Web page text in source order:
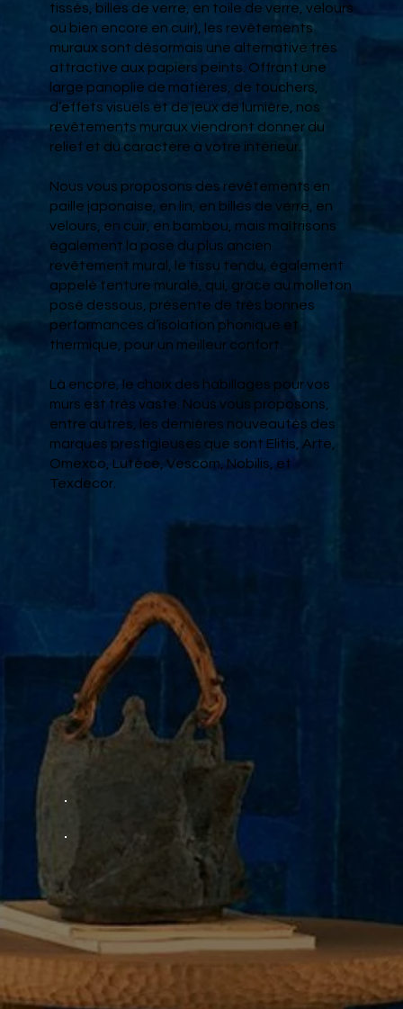
tissés, billes de verre, en toile de verre, velours
ou bien encore en cuir), les revêtements
muraux sont désormais une alternative très
attractive aux papiers peints. Offrant une
large panoplie de matières, de touchers,
d’effets visuels et de jeux de lumière, nos
revêtements muraux viendront donner du
relief et du caractère à votre intérieur.
Nous vous proposons des revêtements en
paille japonaise, en lin, en billes de verre, en
velours, en cuir, en bambou, mais maîtrisons
également la pose du plus ancien
revêtement mural, le tissu tendu, également
appelé tenture murale, qui, grâce au molleton
posé dessous, présente de très bonnes
performances d’isolation phonique et
thermique, pour un meilleur confort.
Là encore, le choix des habillages pour vos
murs est très vaste. Nous vous proposons,
entre autres, les dernières nouveautés des
marques prestigieuses que sont Elitis, Arte,
Omexco, Lutèce, Vescom, Nobilis, et
Texdecor.